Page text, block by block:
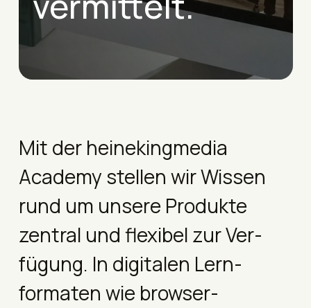
Mit der heinekingmedia
Academy stellen wir Wissen
rund um unsere Produkte
zentral und flexibel zur Ver­
fügung. In digitalen Lern­
formaten wie browser­